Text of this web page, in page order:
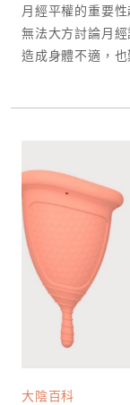
月經平權的重要
無法大方討論月
造成身體不適，也
大陰百科